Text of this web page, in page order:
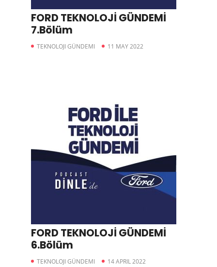
FORD TEKNOLOJİ GÜNDEMİ
7.Bölüm
TEKNOLOJI GÜNDEMI 11 MAY 2022
FORD TEKNOLOJİ GÜNDEMİ
6.Bölüm
TEKNOLOJI GÜNDEMI 14 APRIL 2022